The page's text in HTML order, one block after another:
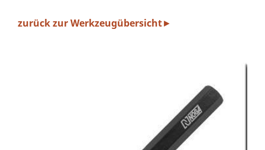
zurück zur Werkzeugübersicht►